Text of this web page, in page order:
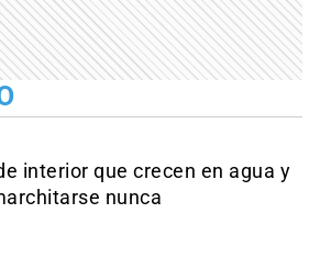
interior que crecen en agua y
nunca